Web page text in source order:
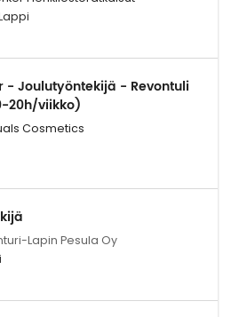
- Joulutyöntekijä - Revontuli
20h/viikko)
Cosmetics
Lapin Pesula Oy